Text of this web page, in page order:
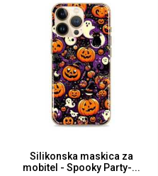
Silikonska maskica za
mobitel - Spooky Party-...